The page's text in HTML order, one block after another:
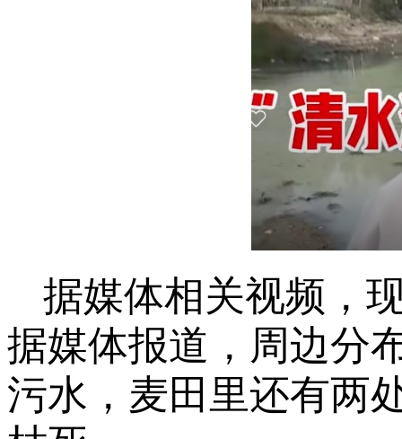
据媒体相关视频，
据媒体报道，周边分
污水，麦田里还有两